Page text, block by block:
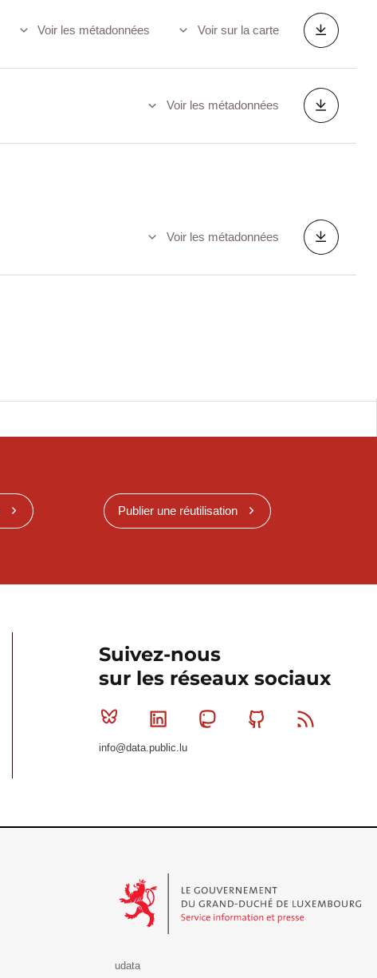
Voir les métadonnées Voir sur la carte
Voir les métadonnées
Voir les métadonnées
Publier une réutilisation
Suivez-nous
sur les réseaux sociaux
Bluesky Linkedin MastodonGithub
info@data.public.lu
udata